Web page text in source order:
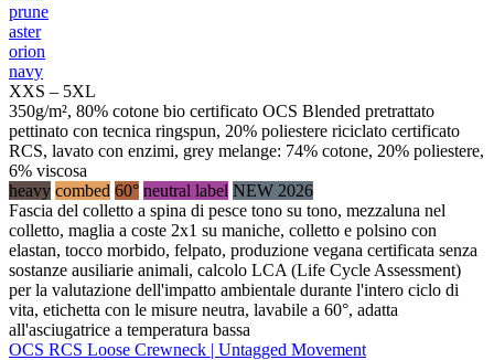
prune
aster
orion
navy
XXS – 5XL
350g/m², 80% cotone bio certificato OCS Blended pretrattato
pettinato con tecnica ringspun, 20% poliestere riciclato certificato
RCS, lavato con enzimi, grey melange: 74% cotone, 20% poliestere,
6% viscosa
heavy combed 60° neutral label NEW 2026
Fascia del colletto a spina di pesce tono su tono, mezzaluna nel
colletto, maglia a coste 2x1 su maniche, colletto e polsino con
elastan, tocco morbido, felpato, produzione vegana certificata senza
sostanze ausiliarie animali, calcolo LCA (Life Cycle Assessment)
per la valutazione dell'impatto ambientale durante l'intero ciclo di
vita, etichetta con le misure neutra, lavabile a 60°, adatta
all'asciugatrice a temperatura bassa
OCS RCS Loose Crewneck | Untagged Movement